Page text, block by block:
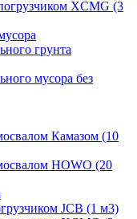
XCMG (3
грунта
мусора без
Камазом (10
HOWO (20
JCB (1 м3)